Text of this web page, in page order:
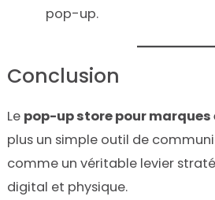
pop-up.
Conclusion
Le pop-up store pour
plus un simple outil de
comme un véritable levier
digital et physique.